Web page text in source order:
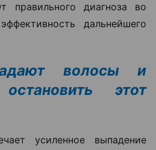
правильного диагноза во
дальнейшего
волосы и
этот
усиленное выпадение